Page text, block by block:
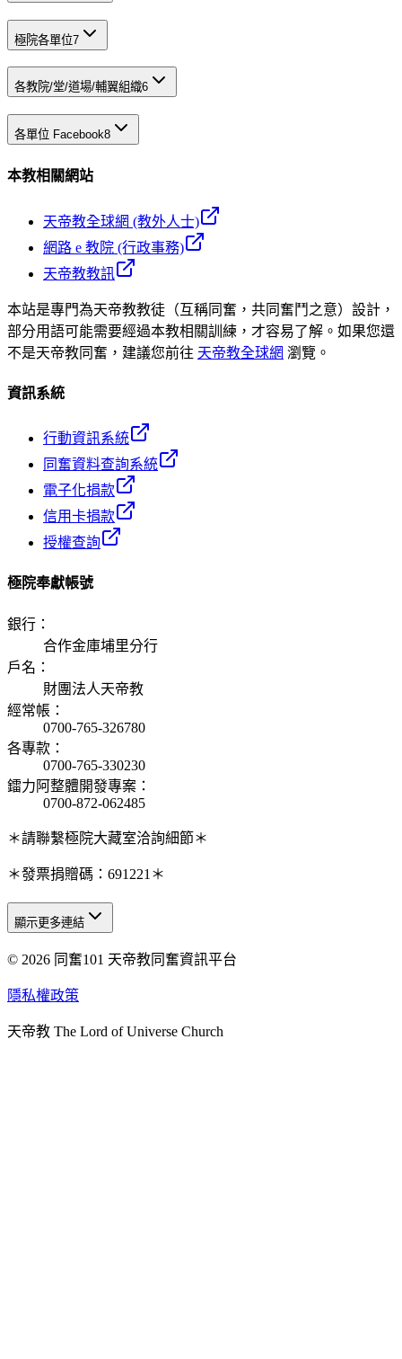
極院各單位7
各教院/堂/道場/輔翼組織6
各單位 Facebook8
本教相關網站
天帝教全球網 (教外人士)
網路 e 教院 (行政事務)
天帝教教訊
本站是專門為天帝教教徒（互稱同奮，共同奮鬥之意）設計，
部分用語可能需要經過本教相關訓練，才容易了解。如果您還
不是天帝教同奮，建議您前往 天帝教全球網 瀏覽。
資訊系統
行動資訊系統
同奮資料查詢系統
電子化捐款
信用卡捐款
授權查詢
極院奉獻帳號
銀行 ：
合作金庫埔里分行
戶名 ：
財團法人天帝教
經常帳 ：
0700-765-326780
各專款 ：
0700-765-330230
鐳力阿整體開發專案 ：
0700-872-062485
＊請聯繫極院大藏室洽詢細節＊
＊發票捐贈碼：691221＊
天人研究總院
天人研究學院
天人炁功院
顯示更多連結
© 2026 同奮101 天帝教同奮資訊平台
隱私權政策
天帝教 The Lord of Universe Church